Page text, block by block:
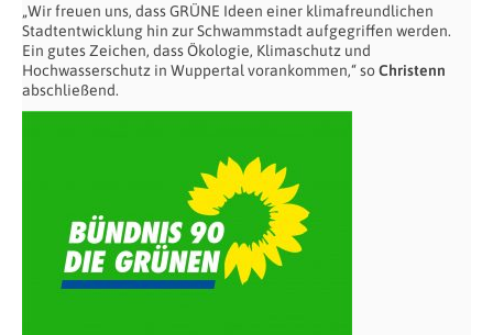
„Wir freuen uns, dass GRÜNE Ideen einer klimafreundlichen
Stadtentwicklung hin zur Schwammstadt aufgegriffen werden.
Ein gutes Zeichen, dass Ökologie, Klimaschutz und
Hochwasserschutz in Wuppertal vorankommen,“ soChristenn
abschließend.